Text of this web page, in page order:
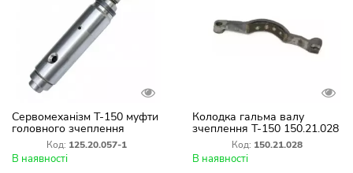
Сервомеханізм Т-150 муфти
головного зчеплення
125.20.057-1
Код: 125.20.057-1
В наявності
Колодка гальма валу
зчеплення Т-150 150.21.028
Код: 150.21.028
В наявності